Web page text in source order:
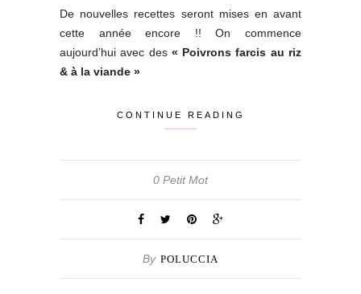
De nouvelles recettes seront mises en avant
cette année encore !! On commence
aujourd’hui avec des « Poivrons farcis au riz
& à la viande »
CONTINUE READING
0 Petit Mot
By POLUCCIA